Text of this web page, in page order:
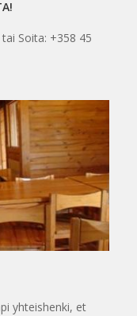
Soita: +358 45
yhteishenki, et